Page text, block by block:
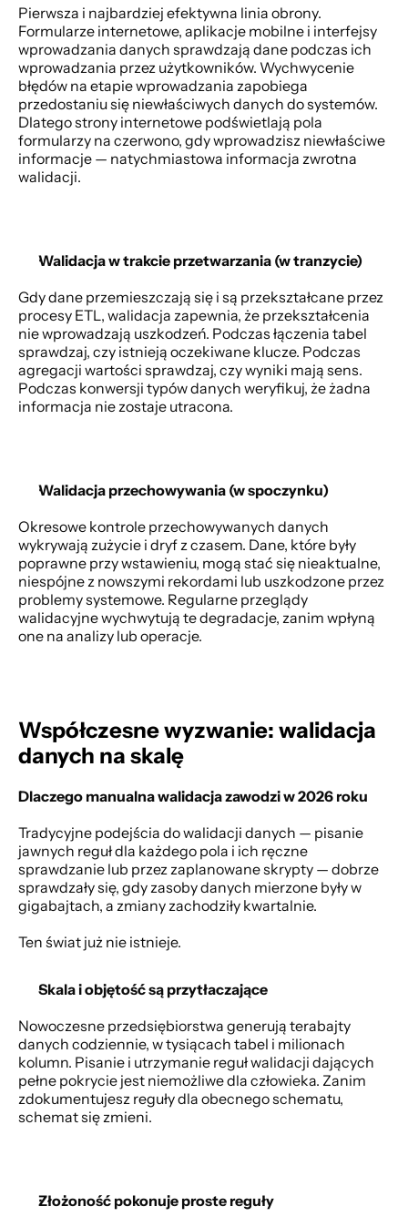
Pierwsza i najbardziej efektywna linia obrony.
Formularze internetowe, aplikacje mobilne i interfejsy
wprowadzania danych sprawdzają dane podczas ich
wprowadzania przez użytkowników. Wychwycenie
błędów na etapie wprowadzania zapobiega
przedostaniu się niewłaściwych danych do systemów.
Dlatego strony internetowe podświetlają pola
formularzy na czerwono, gdy wprowadzisz niewłaściwe
informacje — natychmiastowa informacja zwrotna
walidacji.
Walidacja w trakcie przetwarzania (w tranzycie)
Gdy dane przemieszczają się i są przekształcane przez
procesy ETL, walidacja zapewnia, że przekształcenia
nie wprowadzają uszkodzeń. Podczas łączenia tabel
sprawdzaj, czy istnieją oczekiwane klucze. Podczas
agregacji wartości sprawdzaj, czy wyniki mają sens.
Podczas konwersji typów danych weryfikuj, że żadna
informacja nie zostaje utracona.
Walidacja przechowywania (w spoczynku)
Okresowe kontrole przechowywanych danych
wykrywają zużycie i dryf z czasem. Dane, które były
poprawne przy wstawieniu, mogą stać się nieaktualne,
niespójne z nowszymi rekordami lub uszkodzone przez
problemy systemowe. Regularne przeglądy
walidacyjne wychwytują te degradacje, zanim wpłyną
one na analizy lub operacje.
Współczesne wyzwanie: walidacja
danych na skalę
Dlaczego manualna walidacja zawodzi w 2026 roku
Tradycyjne podejścia do walidacji danych — pisanie
jawnych reguł dla każdego pola i ich ręczne
sprawdzanie lub przez zaplanowane skrypty — dobrze
sprawdzały się, gdy zasoby danych mierzone były w
gigabajtach, a zmiany zachodziły kwartalnie.
Ten świat już nie istnieje.
Skala i objętość są przytłaczające
Nowoczesne przedsiębiorstwa generują terabajty
danych codziennie, w tysiącach tabel i milionach
kolumn. Pisanie i utrzymanie reguł walidacji dających
pełne pokrycie jest niemożliwe dla człowieka. Zanim
zdokumentujesz reguły dla obecnego schematu,
schemat się zmieni.
Złożoność pokonuje proste reguły